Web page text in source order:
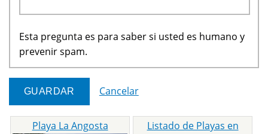
Esta pregunta es para saber si usted es humano y
prevenir spam.
Cancelar
Playa La Angosta Listado de Playas en